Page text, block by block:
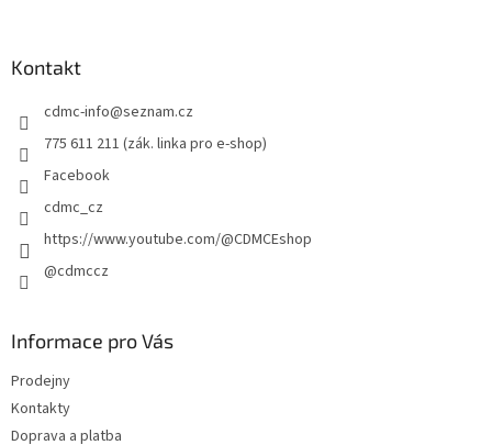
Kontakt
cdmc-info@seznam.cz
775 611 211 (zák. linka pro e-shop)
Facebook
cdmc_cz
https://www.youtube.com/@CDMCEshop
@cdmccz
Informace pro Vás
Prodejny
Kontakty
Doprava a platba